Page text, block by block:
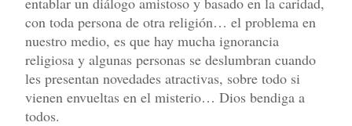
con toda persona de otra religión… el problema en
nuestro medio, es que hay mucha ignorancia
religiosa y algunas personas se deslumbran cuando
les presentan novedades atractivas, sobre todo si
vienen envueltas en el misterio… Dios bendiga a
todos.